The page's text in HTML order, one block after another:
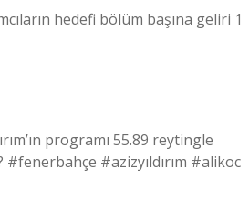
hedefi bölüm başına geliri 1
programı 55.89 reytingle
#azizyıldırım #alikoc